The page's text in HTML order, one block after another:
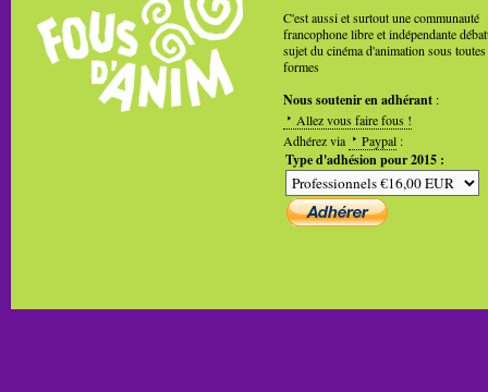
C'est aussi et surtout une communauté
francophone libre et indépendante
sujet du cinéma d'animation sous toutes
formes
Nous soutenir en adhérant :
Allez vous faire fous !
Adhérez via
Paypal :
Type d'adhésion pour 2015 :